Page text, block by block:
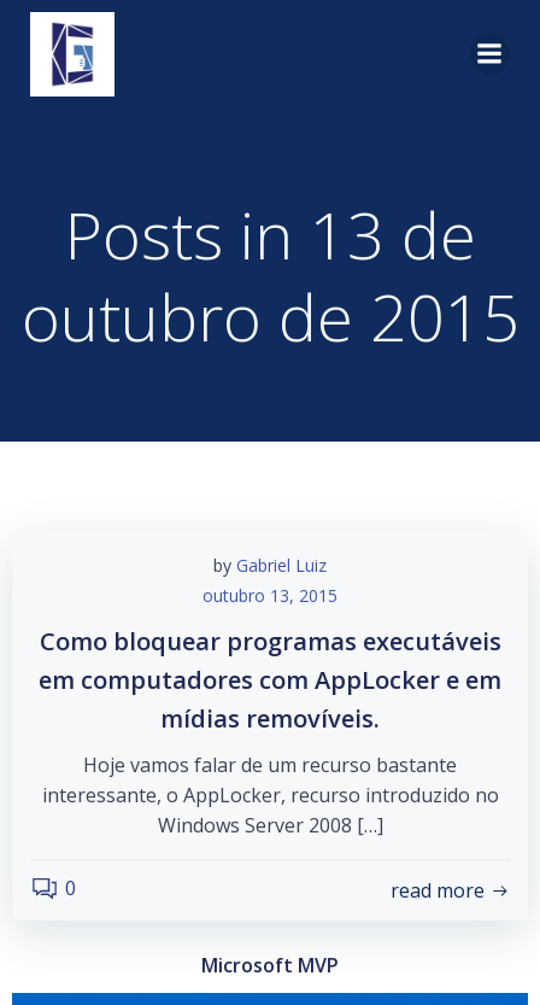
Posts in 13 de
outubro de 2015
by Gabriel Luiz
outubro 13, 2015
Como bloquear programas executáveis
em computadores com AppLocker e em
mídias removíveis.
Hoje vamos falar de um recurso bastante
interessante, o AppLocker, recurso introduzido no
Windows Server 2008 […]
0 read more
Microsoft MVP